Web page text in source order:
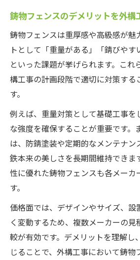
鋳物フェンスのデメリットを外構
鋳物フェンスは重厚感や高級感が魅
トとして「重量がある」「錆びやす
といった課題が挙げられます。これ
構工事の計画段階で適切に対策する
す。
例えば、重量対策として基礎工事を
な強度を確保することが重要です。
は、防錆塗装や定期的なメンテナン
鉄本来の美しさを長期間維持できま
性に優れた鋳物フェンスも各メーカ
す。
価格面では、デザインやサイズ、設
く変動するため、複数メーカーの見
較が有効です。デメリットを理解し
じることで、外構工事において鋳物